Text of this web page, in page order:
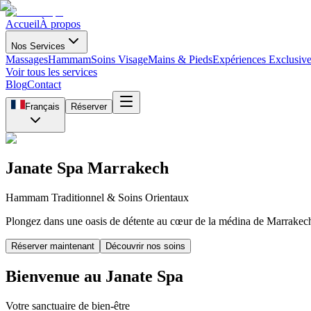
AccueilÀ propos
Nos Services
MassagesHammamSoins VisageMains & PiedsExpériences
Voir tous les services
BlogContact
Français Réserver
Janate Spa Marrakech
Hammam Traditionnel & Soins Orientaux
Plongez dans une oasis de détente au cœur de la médina de
Réserver maintenant Découvrir nos soins
Bienvenue au Janate Spa
Votre sanctuaire de bien-être